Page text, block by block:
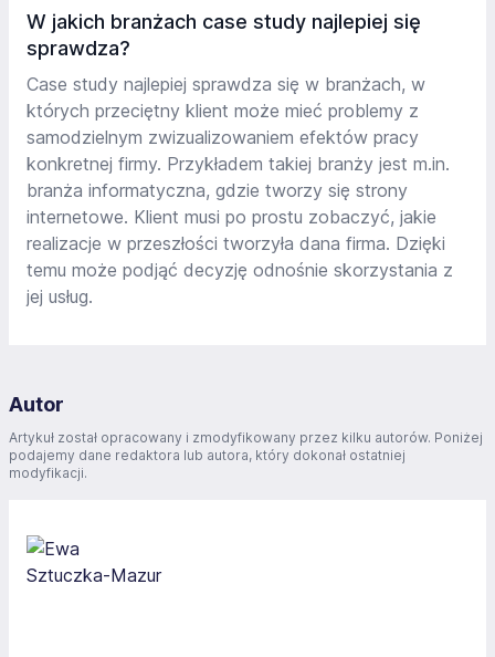
W jakich branżach case study najlepiej się
sprawdza?
Case study najlepiej sprawdza się w branżach, w
których przeciętny klient może mieć problemy z
samodzielnym zwizualizowaniem efektów pracy
konkretnej firmy. Przykładem takiej branży jest m.in.
branża informatyczna, gdzie tworzy się strony
internetowe. Klient musi po prostu zobaczyć, jakie
realizacje w przeszłości tworzyła dana firma. Dzięki
temu może podjąć decyzję odnośnie skorzystania z
jej usług.
Autor
Artykuł został opracowany i zmodyfikowany przez kilku autorów. Poniżej
podajemy dane redaktora lub autora, który dokonał ostatniej
modyfikacji.